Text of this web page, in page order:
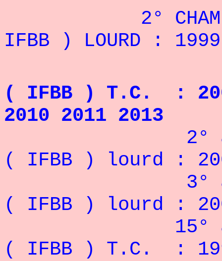
2°
IFBB ) LOURD : 1999
( IFBB ) T.C. :
2010 2011 2013
2°
( IFBB ) lourd :
3°
( IFBB ) lourd :
( IFBB ) T.C. :